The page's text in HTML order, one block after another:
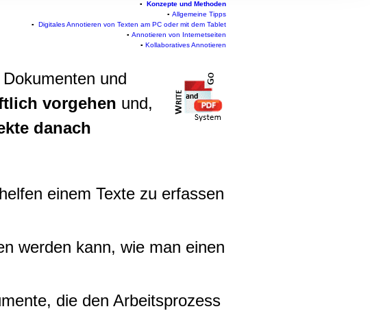
mit weiteren Daten
▪ Konzepte und Methoden
▪ Allgemeine Tipps
▪ Digitales Annotieren von Texten am PC oder mit dem Tablet
▪ Annotieren von Internetseiten
▪ Kollaboratives Annotieren
und
vorgehen und,
danach
einem Texte zu erfassen
werden kann, wie man einen
die den Arbeitsprozess